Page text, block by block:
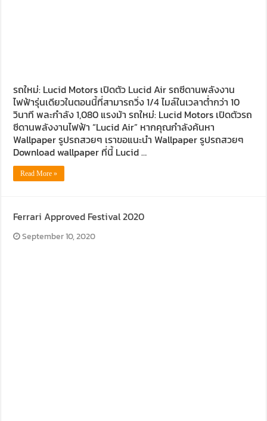
รถใหม่: Lucid Motors เปิดตัว Lucid Air รถซีดานพลังงาน
ไฟฟ้ารุ่นเดียวในตอนนี้ที่สามารถวิ่ง 1/4 ไมล์ในเวลาต่ำกว่า 10
วินาที พละกำลัง 1,080 แรงม้า รถใหม่: Lucid Motors เปิดตัวรถ
ซีดานพลังงานไฟฟ้า “Lucid Air” หากคุณกำลังค้นหา
Wallpaper รูปรถสวยๆ เราขอแนะนำ Wallpaper รูปรถสวยๆ
Download wallpaper ที่นี้ Lucid …
Read More »
Ferrari Approved Festival 2020
September 10, 2020